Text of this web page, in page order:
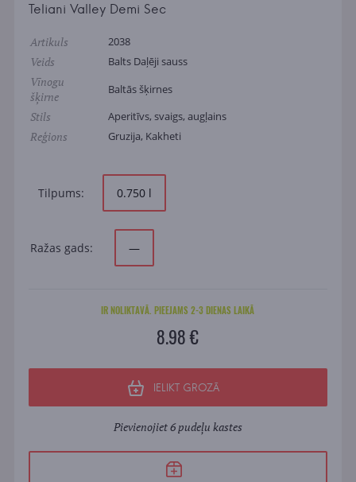
Teliani Valley Demi Sec
Artikuls 2038
Veids Balts Daļēji sauss
Vīnogu
šķirne
Baltās šķirnes
Stils Aperitīvs, svaigs, augļains
Reģions Gruzija, Kakheti
Tilpums: 0.750 l
Ražas gads: —
IR NOLIKTAVĀ. PIEEJAMS 2-3 DIENAS LAIKĀ
8.98 €
IELIKT GROZĀ
Pievienojiet 6 pudeļu kastes